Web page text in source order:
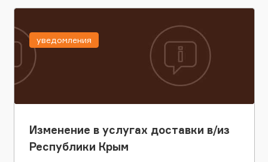
Изменение в услугах доставки в/из
Республики Крым
уведомления